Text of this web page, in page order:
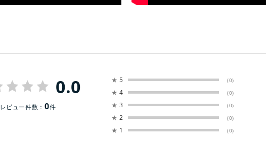
0.0
レビュー件数：0件
★ 5 (0)
★ 4 (0)
★ 3 (0)
★ 2 (0)
★ 1 (0)